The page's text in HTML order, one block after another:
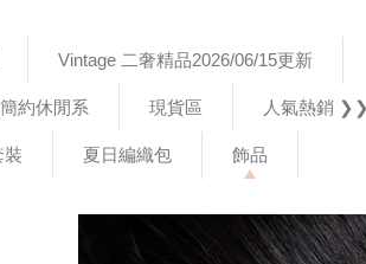
Vintage 二奢精品2026/06/15更新
約休閒系 現貨區 人氣熱銷
裝 夏日編織包 飾品